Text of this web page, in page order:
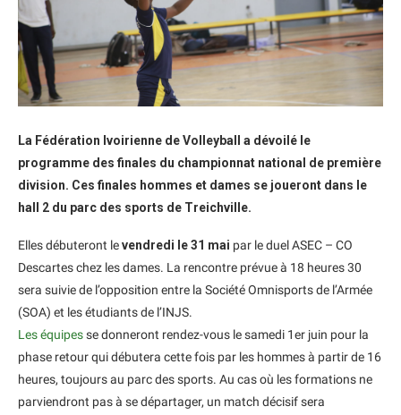
La Fédération Ivoirienne de Volleyball a dévoilé le
programme des finales du championnat national de première
division. Ces finales hommes et dames se joueront dans le
hall 2 du parc des sports de Treichville.
Elles débuteront levendredi le 31 mai par le duel ASEC – CO
Descartes chez les dames. La rencontre prévue à 18 heures 30
sera suivie de l’opposition entre la Société Omnisports de l’Armée
(SOA) et les étudiants de l’INJS.
Les équipesse donneront rendez-vous le samedi 1er juin pour la
phase retour qui débutera cette fois par les hommes à partir de 16
heures, toujours au parc des sports. Au cas où les formations ne
parviendront pas à se départager, un match décisif sera